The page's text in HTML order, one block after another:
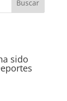
sido